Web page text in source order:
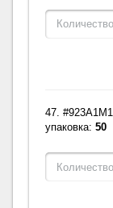
47.
упаковка:50